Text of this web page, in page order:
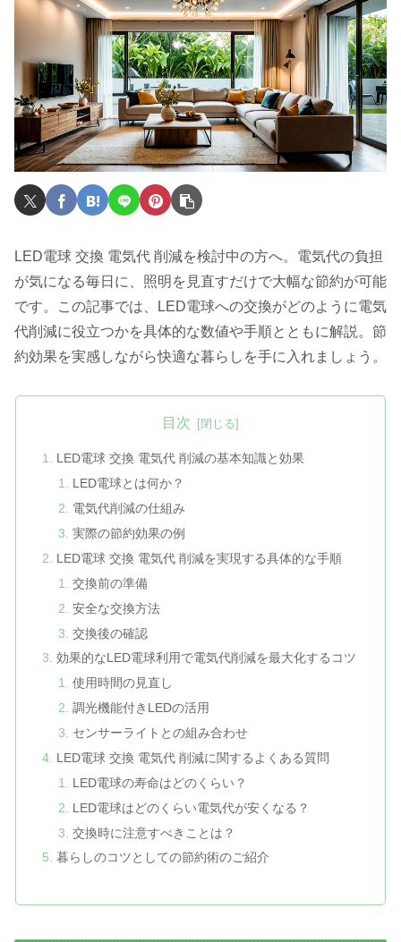
LED電球 交換 電気代 削減を検討中の方へ。電気代の負担
が気になる毎日に、照明を見直すだけで大幅な節約が可能
です。この記事では、LED電球への交換がどのように電気
代削減に役立つかを具体的な数値や手順とともに解説。節
約効果を実感しながら快適な暮らしを手に入れましょう。
目次
LED電球 交換 電気代 削減の基本知識と効果
LED電球とは何か？
電気代削減の仕組み
実際の節約効果の例
LED電球 交換 電気代 削減を実現する具体的な手順
交換前の準備
安全な交換方法
交換後の確認
効果的なLED電球利用で電気代削減を最大化するコツ
使用時間の見直し
調光機能付きLEDの活用
センサーライトとの組み合わせ
LED電球 交換 電気代 削減に関するよくある質問
LED電球の寿命はどのくらい？
LED電球はどのくらい電気代が安くなる？
交換時に注意すべきことは？
暮らしのコツとしての節約術のご紹介